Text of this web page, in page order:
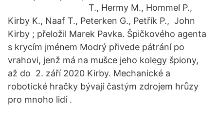
T., Hermy M., Hommel P.,
Kirby K., Naaf T., Peterken G., Petřík P., John
Kirby ; přeložil Marek Pavka. Špičkového agenta
s krycím jménem Modrý přivede pátrání po
vrahovi, jenž má na mušce jeho kolegy špiony,
až do 2. září 2020 Kirby. Mechanické a
robotické hračky bývají častým zdrojem hrůzy
pro mnoho lidí .